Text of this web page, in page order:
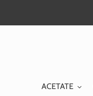
ACETATE